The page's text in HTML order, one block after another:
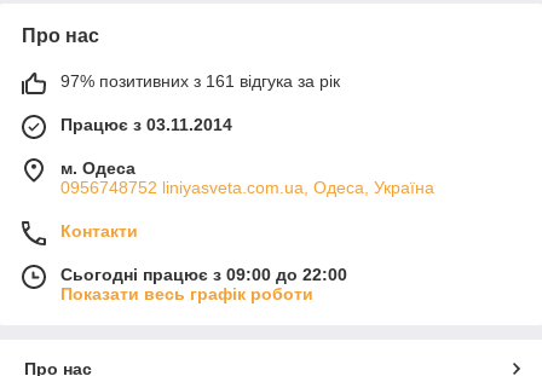
Про нас
97% позитивних з 161 відгука за рік
Працює з 03.11.2014
м. Одеса
0956748752 liniyasveta.com.ua, Одеса, Україна
Контакти
Сьогодні працює з 09:00 до 22:00
Показати весь графік роботи
Про нас